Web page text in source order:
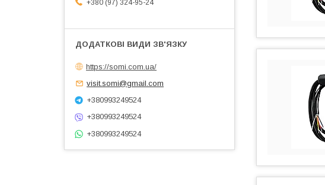
+380 (97) 324-95-24
https://somi.com.ua/
visit.somi@gmail.com
+380993249524
+380993249524
+380993249524